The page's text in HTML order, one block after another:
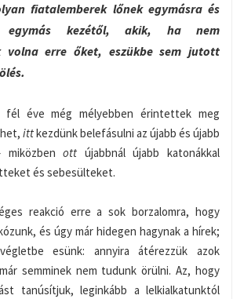
fiatalemberek lőnek egymásra és
egymás kezétől, akik, ha nem
volna erre őket, eszükbe sem jutott
fél éve még mélyebben érintettek meg
ittkezdünk belefásulni az újabb és újabb
miközbenott újabbnál újabb katonákkal
és sebesülteket.
reakció erre a sok borzalomra, hogy
és úgy már hidegen hagynak a hírek;
esünk: annyira átérezzük azok
semminek nem tudunk örülni. Az, hogy
tanúsítjuk, leginkább a lelkialkatunktól